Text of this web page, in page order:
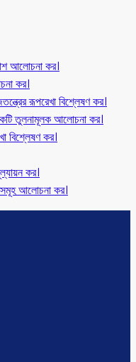
আলোচনা কর।
কর।
রূপরেখা বিশ্লেষণ কর।
তুলনামূলক আলোচনা কর।
বিশ্লেষণ কর।
কর।
আলোচনা কর।